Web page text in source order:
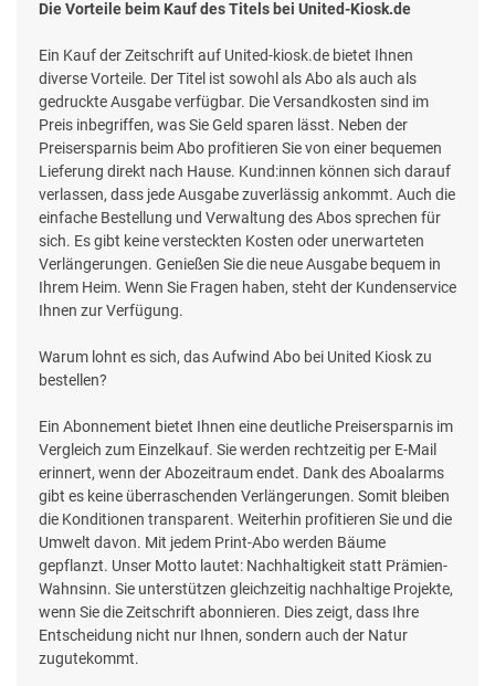
Die Vorteile beim Kauf des Titels bei United-Kiosk.de
Ein Kauf der Zeitschrift auf United-kiosk.de bietet Ihnen
diverse Vorteile. Der Titel ist sowohl als Abo als auch als
gedruckte Ausgabe verfügbar. Die Versandkosten sind im
Preis inbegriffen, was Sie Geld sparen lässt. Neben der
Preisersparnis beim Abo profitieren Sie von einer bequemen
Lieferung direkt nach Hause. Kund:innen können sich darauf
verlassen, dass jede Ausgabe zuverlässig ankommt. Auch die
einfache Bestellung und Verwaltung des Abos sprechen für
sich. Es gibt keine versteckten Kosten oder unerwarteten
Verlängerungen. Genießen Sie die neue Ausgabe bequem in
Ihrem Heim. Wenn Sie Fragen haben, steht der Kundenservice
Ihnen zur Verfügung.
Warum lohnt es sich, das Aufwind Abo bei United Kiosk zu
bestellen?
Ein Abonnement bietet Ihnen eine deutliche Preisersparnis im
Vergleich zum Einzelkauf. Sie werden rechtzeitig per E-Mail
erinnert, wenn der Abozeitraum endet. Dank des Aboalarms
gibt es keine überraschenden Verlängerungen. Somit bleiben
die Konditionen transparent. Weiterhin profitieren Sie und die
Umwelt davon. Mit jedem Print-Abo werden Bäume
gepflanzt. Unser Motto lautet: Nachhaltigkeit statt Prämien-
Wahnsinn. Sie unterstützen gleichzeitig nachhaltige Projekte,
wenn Sie die Zeitschrift abonnieren. Dies zeigt, dass Ihre
Entscheidung nicht nur Ihnen, sondern auch der Natur
zugutekommt.